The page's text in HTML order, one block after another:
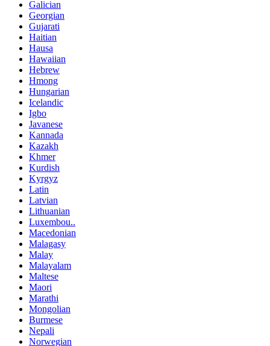
Galician
Georgian
Gujarati
Haitian
Hausa
Hawaiian
Hebrew
Hmong
Hungarian
Icelandic
Igbo
Javanese
Kannada
Kazakh
Khmer
Kurdish
Kyrgyz
Latin
Latvian
Lithuanian
Luxembou..
Macedonian
Malagasy
Malay
Malayalam
Maltese
Maori
Marathi
Mongolian
Burmese
Nepali
Norwegian